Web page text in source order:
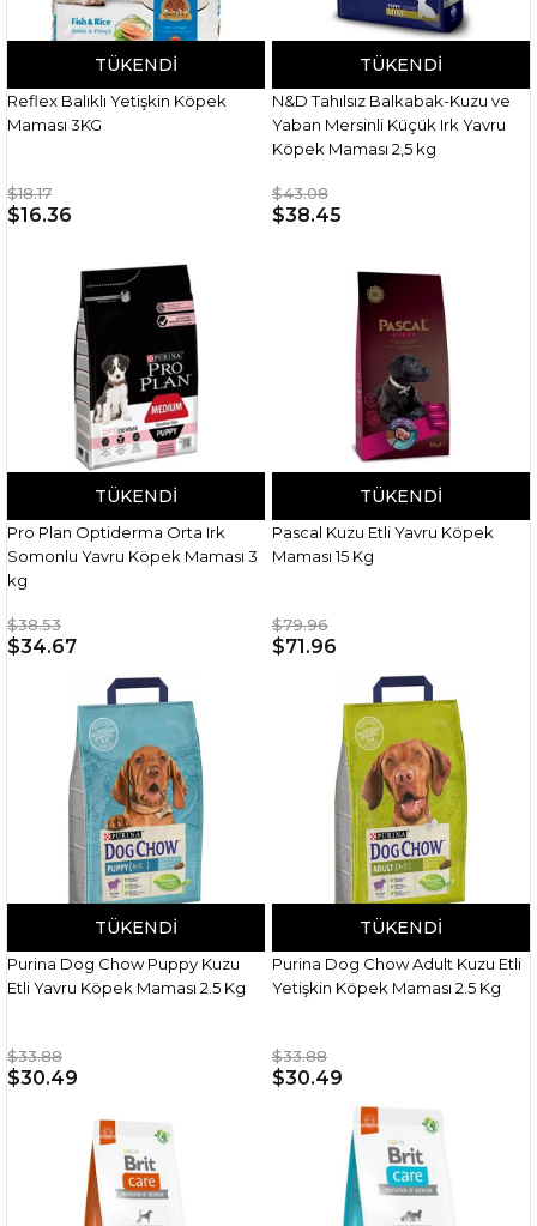
TÜKENDI
Reflex Balıklı Yetişkin Köpek
Maması 3KG
$18.17
$16.36
TÜKENDI
N&D Tahılsız Balkabak-Kuzu ve
Yaban Mersinli Küçük Irk Yavru
Köpek Maması 2,5 kg
$43.08
$38.45
TÜKENDI
Pro Plan Optiderma Orta Irk
Somonlu Yavru Köpek Maması 3
kg
$38.53
$34.67
TÜKENDI
Pascal Kuzu Etli Yavru Köpek
Maması 15 Kg
$79.96
$71.96
TÜKENDI
Purina Dog Chow Puppy Kuzu
Etli Yavru Köpek Maması 2.5 Kg
$33.88
$30.49
TÜKENDI
Purina Dog Chow Adult Kuzu Etli
Yetişkin Köpek Maması 2.5 Kg
$33.88
$30.49